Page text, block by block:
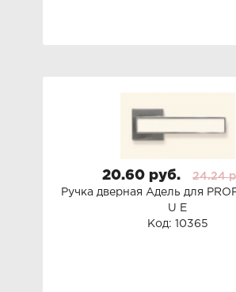
20.60 руб.
24.24
Ручка дверная Адель для
U E
Код: 10365